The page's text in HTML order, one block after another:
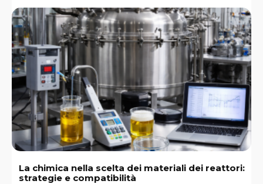
La chimica nella scelta dei materiali dei reattori:
strategie e compatibilità